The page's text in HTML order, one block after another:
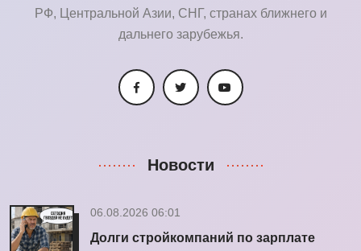
РФ, Центральной Азии, СНГ, странах ближнего и
дальнего зарубежья.
Новости
06.08.2026 06:01
Долги стройкомпаний по зарплате